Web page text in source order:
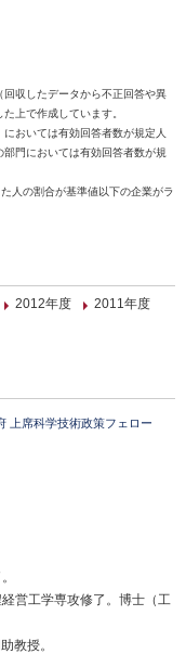
収したデータから不正回答や異
上で作成しています。
おいては有効回答者数が規定人
門においては有効回答者数が規
人の割合が基準値以下の企業がラ
2012年度
2011年度
上席科学技術政策フェロー
営工学専攻修了。博士（工
教授。